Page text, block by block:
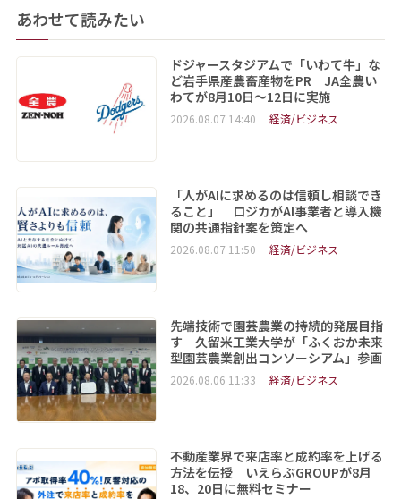
あわせて読みたい
ドジャースタジアムで「いわて牛」な
ど岩手県産農畜産物をPR JA全農い
わてが8月10日～12日に実施
2026.08.07 14:40 経済/ビジネス
「人がAIに求めるのは信頼し相談でき
ること」 ロジカがAI事業者と導入機
関の共通指針案を策定へ
2026.08.07 11:50 経済/ビジネス
先端技術で園芸農業の持続的発展目指
す 久留米工業大学が「ふくおか未来
型園芸農業創出コンソーシアム」参画
2026.08.06 11:33 経済/ビジネス
不動産業界で来店率と成約率を上げる
方法を伝授 いえらぶGROUPが8月
18、20日に無料セミナー